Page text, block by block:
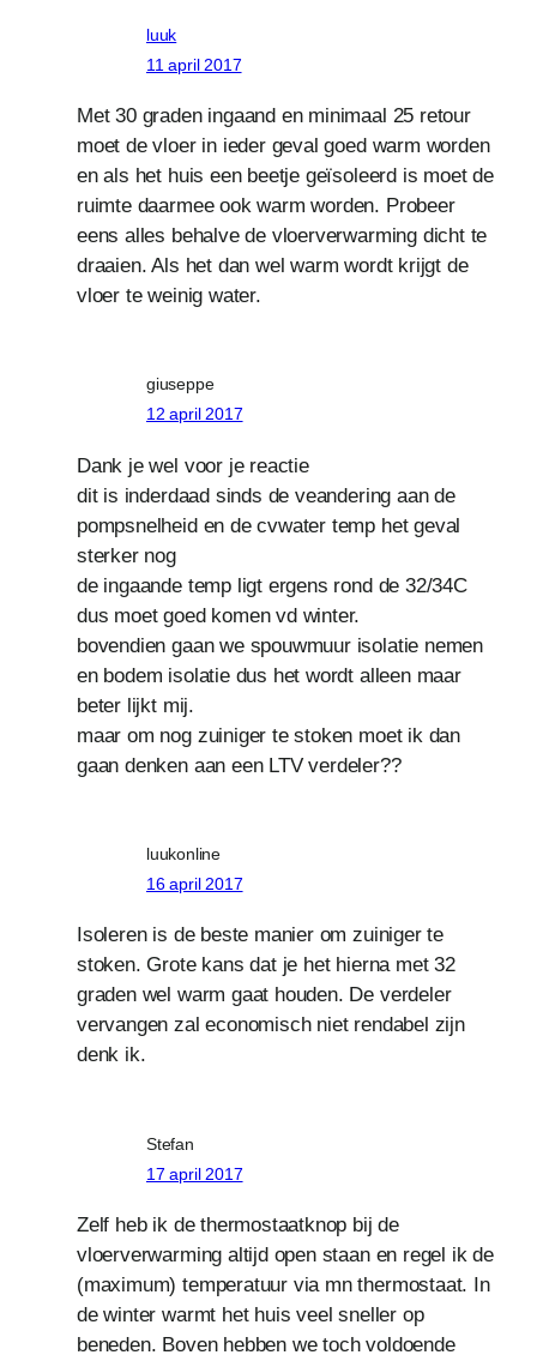
luuk
11 april 2017
Met 30 graden ingaand en minimaal 25 retour
moet de vloer in ieder geval goed warm worden
en als het huis een beetje geïsoleerd is moet de
ruimte daarmee ook warm worden. Probeer
eens alles behalve de vloerverwarming dicht te
draaien. Als het dan wel warm wordt krijgt de
vloer te weinig water.
giuseppe
12 april 2017
Dank je wel voor je reactie
dit is inderdaad sinds de veandering aan de
pompsnelheid en de cvwater temp het geval
sterker nog
de ingaande temp ligt ergens rond de 32/34C
dus moet goed komen vd winter.
bovendien gaan we spouwmuur isolatie nemen
en bodem isolatie dus het wordt alleen maar
beter lijkt mij.
maar om nog zuiniger te stoken moet ik dan
gaan denken aan een LTV verdeler??
luukonline
16 april 2017
Isoleren is de beste manier om zuiniger te
stoken. Grote kans dat je het hierna met 32
graden wel warm gaat houden. De verdeler
vervangen zal economisch niet rendabel zijn
denk ik.
Stefan
17 april 2017
Zelf heb ik de thermostaatknop bij de
vloerverwarming altijd open staan en regel ik de
(maximum) temperatuur via mn thermostaat. In
de winter warmt het huis veel sneller op
beneden. Boven hebben we toch voldoende